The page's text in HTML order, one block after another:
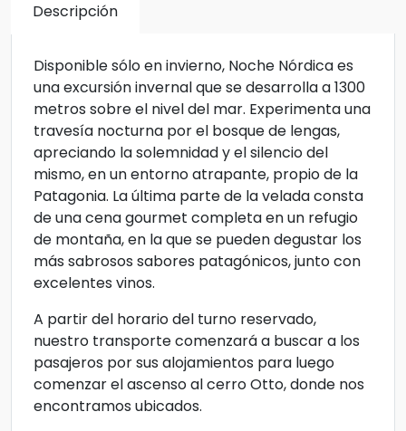
Descripción
Disponible sólo en invierno, Noche Nórdica es
una excursión invernal que se desarrolla a 1300
metros sobre el nivel del mar. Experimenta una
travesía nocturna por el bosque de lengas,
apreciando la solemnidad y el silencio del
mismo, en un entorno atrapante, propio de la
Patagonia. La última parte de la velada consta
de una cena gourmet completa en un refugio
de montaña, en la que se pueden degustar los
más sabrosos sabores patagónicos, junto con
excelentes vinos.
A partir del horario del turno reservado,
nuestro transporte comenzará a buscar a los
pasajeros por sus alojamientos para luego
comenzar el ascenso al cerro Otto, donde nos
encontramos ubicados.